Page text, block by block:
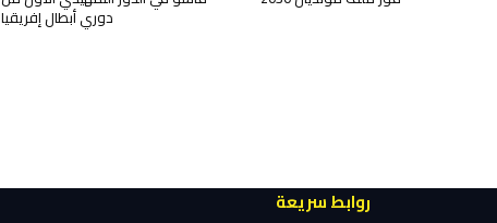
دوري أبطال إفريقيا
روابط سريعة